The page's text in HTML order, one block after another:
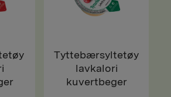
Tyttebærsyltetøy
lavkalori
kuvertbeger